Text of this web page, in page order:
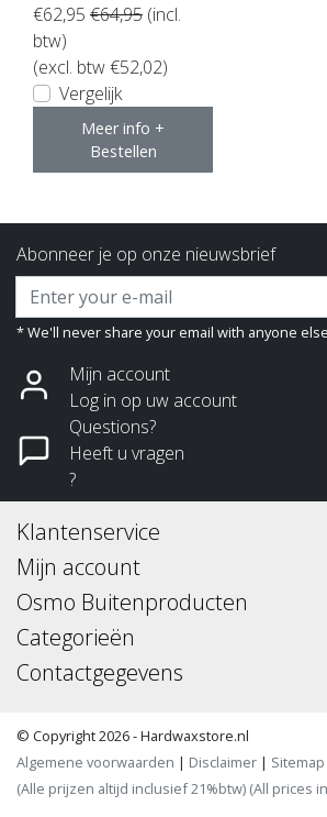
€62,95 €64,95 (incl.
btw)
(excl. btw €52,02)
Vergelijk
Meer info +
Bestellen
Abonneer je op onze nieuwsbrief
* We'll never share your email with anyone
Mijn account
Log in op uw account
Questions?
Heeft u vragen
?
Klantenservice
Mijn account
Osmo Buitenproducten
Categorieën
Contactgegevens
© Copyright 2026 - Hardwaxstore.nl
Algemene voorwaarden | Disclaimer | Sitemap
(Alle prijzen altijd inclusief 21%btw) (All prices